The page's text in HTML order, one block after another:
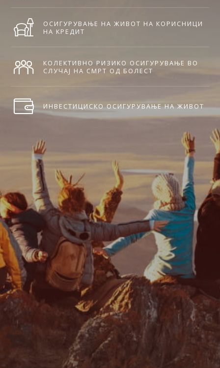
ОСИГУРУВАЊЕ НА ЖИВОТ НА КОРИСНИЦИ
НА КРЕДИТ
КОЛЕКТИВНО РИЗИКО ОСИГУРУВАЊЕ ВО
СЛУЧАЈ НА СМРТ ОД БОЛЕСТ
ИНВЕСТИЦИСКО ОСИГУРУВАЊЕ НА ЖИВОТ